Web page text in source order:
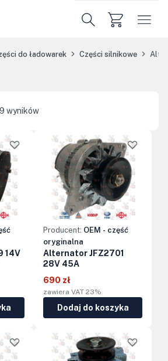
do ładowarek Części silnikowe
wyników
14V
Producent: OEM - część
oryginalna
Alternator JFZ2701
28V 45A
690 zł
zawiera VAT 23%
Dodaj do koszyka